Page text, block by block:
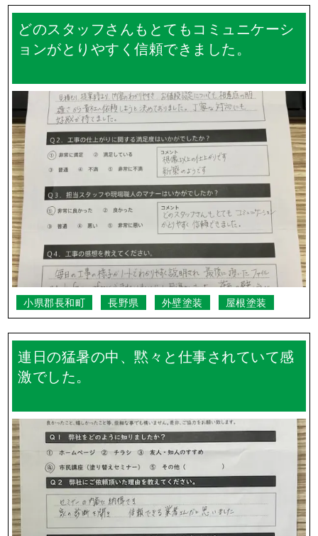
どのスタッフさんもとてもコミュニケーシ
ョンがとりやすく信頼できました。
小県郡長和町 長野県 外壁塗装 屋根塗装
連日の猛暑の中、黙々と仕事されていて感
激でした。